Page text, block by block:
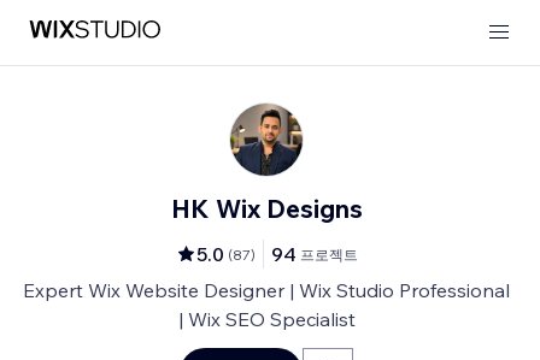
HK Wix Designs
5.0 (87) 94 프로젝트
Expert Wix Website Designer | Wix Studio Professional
| Wix SEO Specialist